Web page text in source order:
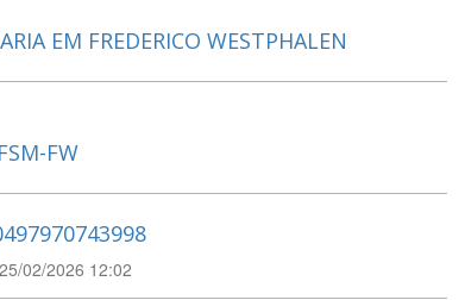
EM FREDERICO WESTPHALEN
FW
02/2026 12:02